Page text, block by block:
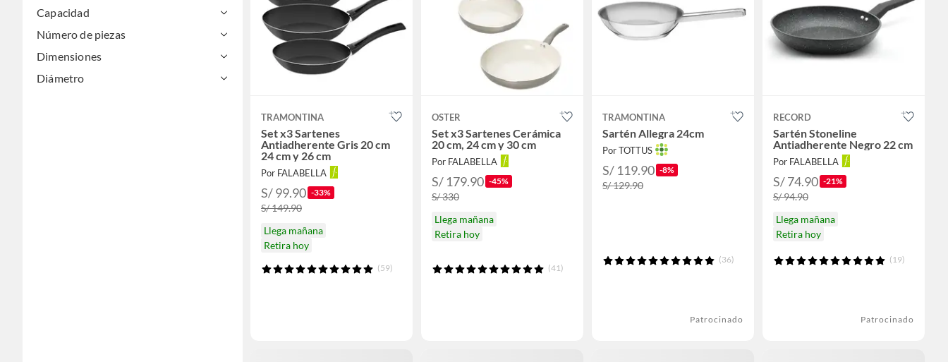
Capacidad
Número de piezas
Dimensiones
Diámetro
TRAMONTINA
Set x3 Sartenes
Antiadherente Gris 20 cm
24 cm y 26 cm
Por FALABELLA
S/ 99.90 -33%
S/ 149.90
Llega mañana
Retira hoy
(59)
OSTER
Set x3 Sartenes Cerámica
20 cm, 24 cm y 30 cm
Por FALABELLA
S/ 179.90 -45%
S/ 330
Llega mañana
Retira hoy
(41)
TRAMONTINA
Sartén Allegra 24cm
Por TOTTUS
S/ 119.90 -8%
S/ 129.90
(36)
Patrocinado
RECORD
Sartén Stoneline
Antiadherente Negro 22 cm
Por FALABELLA
S/ 74.90 -21%
S/ 94.90
Llega mañana
Retira hoy
(19)
Patrocinado